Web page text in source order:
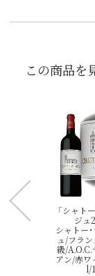
この商品を
「シャト
ジュ
シャトー
ュ/フラ
級/A.O.C.
アン/赤
l/